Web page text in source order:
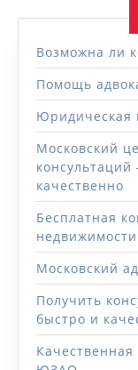
Возможна ли
Помощь
Юридическая
Московский
качественно
Бесплатная
недвижимости
Московский
Получить
быстро и